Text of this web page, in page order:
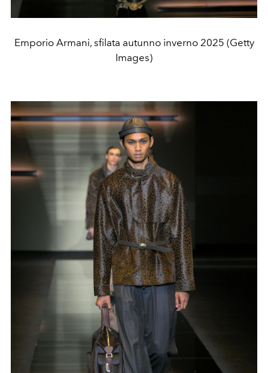
Emporio Armani, sfilata autunno inverno 2025 (Getty
Images)